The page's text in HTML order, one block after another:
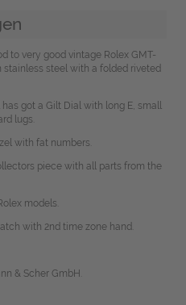
to very good vintage Rolex GMT-
stainless steel with a folded riveted
got a Gilt Dial with long E, small
lugs.
with fat numbers.
piece with all parts from the
models.
with 2nd time zone hand.
& Scher GmbH.